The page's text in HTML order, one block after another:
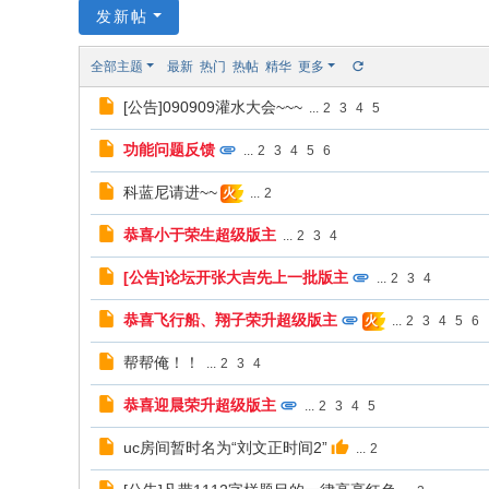
歌
部
发新帖
全部主题 最新 热门 热帖 精华 更多
[公告]090909灌水大会~~~ ... 2 3 4 5
功能问题反馈 ... 2 3 4 5 6
科蓝尼请进~~ 火 ... 2
恭喜小于荣生超级版主 ... 2 3 4
[公告]论坛开张大吉先上一批版主 ... 2 3 4
恭喜飞行船、翔子荣升超级版主 火 ... 2 3 4 5 6
帮帮俺！！ ... 2 3 4
恭喜迎晨荣升超级版主 ... 2 3 4 5
uc房间暂时名为“刘文正时间2” ... 2